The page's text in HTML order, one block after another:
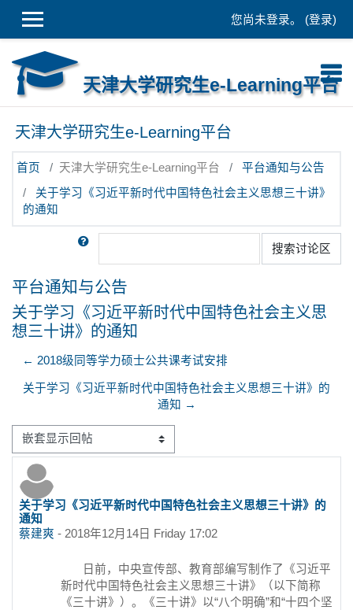
您尚未登录。 (登录)
天津大学研究生e-Learning平台
天津大学研究生e-Learning平台
首页 天津大学研究生e-Learning平台
平台通知与公告
关于学习《习近平新时代中国特色社会主义思想三十讲》
的通知
搜索
搜索讨论区
平台通知与公告
关于学习《习近平新时代中国特色社会主义思
想三十讲》的通知
← 2018级同等学力硕士公共课考试安排
关于学习《习近平新时代中国特色社会主义思想三十讲》的
通知 →
显示模式
关于学习《习近平新时代中国特色社会主义思想三十讲》的
通知
蔡建爽 - 2018年12月14日 Friday 17:02
回帖数：0
日前，中央宣传部、教育部编写制作了《习近平
新时代中国特色社会主义思想三十讲》（以下简称
《三十讲》）。《三十讲》以“八个明确”和“十四个坚